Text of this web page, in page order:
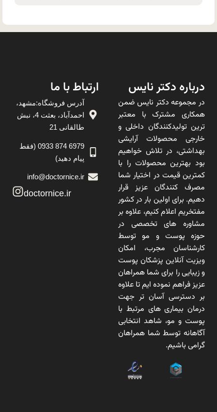
درباره دکتر نایس
در مجموعه دکتر نایس ضمن
همکاری مشترک با معتبر
ترین تولیدکنندگان داخلی و
خارجی محصولات آرایشی
بهداشتی، در تلاش خواهیم
بود بهترین محصولات را با
کمترین قیمت در اختیار شما
مصرف کنندگان عزیز قرار
دهیم. برای اولین بار در کشور
مفتخریم اعلام کنیم، علاوه بر
مشاوره های تخصصی در
حوزه پوست و مو توسط
کارشناسان مجرب، امکان
ویزیت آنلاین پزشکان پوست
و زیبایی را برای شما همراهان
عزیز فراهم نموده ایم تا علاوه
بر دسترسی آسان تر جهت
درمان بیماری های مرتبط با
پوست و مو، شاهد انتخابی
آگاهانه توسط شما همراهان
گرامی باشیم.
ارتباط با ما
آدرس فروشگاه:مشهد،
احمدآباد، بعثت 4، نبش
طالقانی 21
6979 874 0933 (فقط
پیام دهید)
info@doctornice.ir
doctornice.ir